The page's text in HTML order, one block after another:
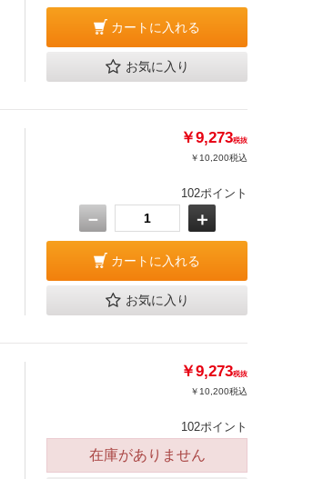
カートに入れる
お気に入り
￥9,273税抜
￥10,200税込
102ポイント
－ ＋
カートに入れる
お気に入り
￥9,273税抜
￥10,200税込
102ポイント
在庫がありません